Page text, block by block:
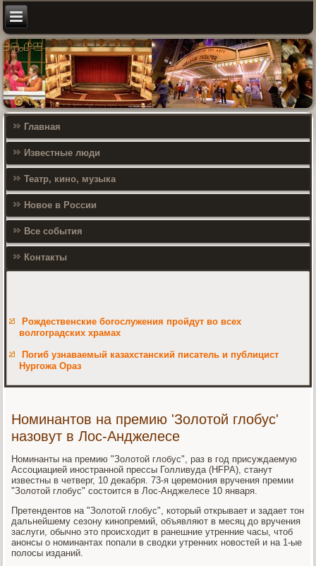
Главная
Известные люди
Театр, кино, музыка
Новое в России
Все события
Контакты
Рождественские богослужения пройдут во всех
волгоградских храмах
Погиб узнаваемый казахстанский писатель и публицист
Нургожа Ораз
Номинантов на премию 'Золотой глобус'
назовут в Лос-Анджелесе
Номинанты на премию "Золотой глобус", раз в год присуждаемую
Ассоциацией иностранной прессы Голливуда (HFPA), станут
известны в четверг, 10 декабря. 73-я церемония вручения премии
"Золотой глобус" состоится в Лос-Анджелесе 10 января.
Претендентов на "Золотой глобус", который открывает и задает тон
дальнейшему сезону кинопремий, объявляют в месяц до вручения
заслуги, обычно это происходит в ранешние утренние часы, чтоб
анонсы о номинантах попали в сводки утренних новостей и на 1-ые
полосы изданий.